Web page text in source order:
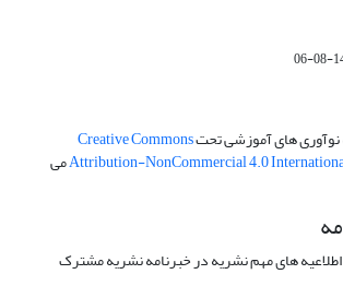
نوآوری های آموزشی تحتCreative Commons
Attribution-NonCommercial 4.0می
اطلاعیه های مهم نشریه در خبرنامه نشریه مشترک